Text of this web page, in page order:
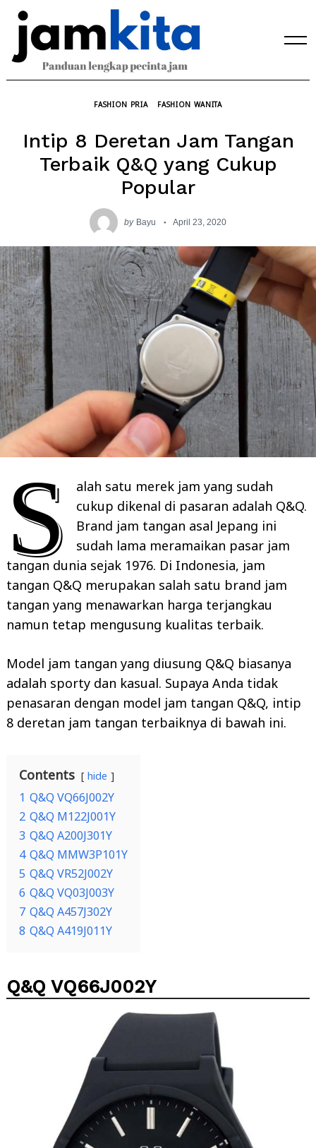
Skip
content
FASHION PRIA FASHION WANITA
Intip 8 Deretan Jam Tangan
Terbaik Q&Q yang Cukup
Popular
by Bayu April 23, 2020
S
alah satu merek jam yang sudah
cukup dikenal di pasaran adalah Q&Q.
Brand jam tangan asal Jepang ini
sudah lama meramaikan pasar jam
tangan dunia sejak 1976. Di Indonesia, jam
tangan Q&Q merupakan salah satu brand jam
tangan yang menawarkan harga terjangkau
namun tetap mengusung kualitas terbaik.
Model jam tangan yang diusung Q&Q biasanya
adalah sporty dan kasual. Supaya Anda tidak
penasaran dengan model jam tangan Q&Q, intip
8 deretan jam tangan terbaiknya di bawah ini.
Contents hide
1 Q&Q VQ66J002Y
2 Q&Q M122J001Y
3 Q&Q A200J301Y
4 Q&Q MMW3P101Y
5 Q&Q VR52J002Y
6 Q&Q VQ03J003Y
7 Q&Q A457J302Y
8 Q&Q A419J011Y
Q&Q VQ66J002Y